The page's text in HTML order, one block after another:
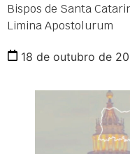
Bispos de Santa
Limina Apostolurum
18 de outubro de